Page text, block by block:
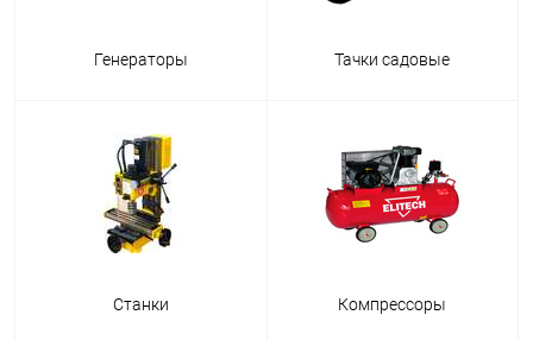
Генераторы Тачки садовые
Станки Компрессоры